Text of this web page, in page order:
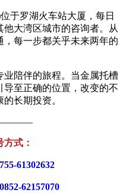
罗湖火车站大厦，每日
大湾区城市的咨询者。从
每一步都关乎未来两年的
陪伴的旅程。当金属托槽
至正确的位置，改变的不
长期投资。
式：
61302632
62157070